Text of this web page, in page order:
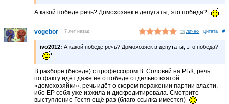
А какой победе речь? Домохозяек в депутаты, это победа?
vogebor 7 лет назад лично #
ivo2012: А какой победе речь? Домохозяек в депутаты, это победа?
В разборе (беседе) с профессором В. Соловей на РБК, речь
по факту идёт даже не о победе отдельно взятой
«домохозяйки», речь идёт о скором поражении партии власти,
ибо ЕР себя уже изжила и дискредитировала. Смотрите
выступление Гостя ещё раз (благо ссылка имеется)